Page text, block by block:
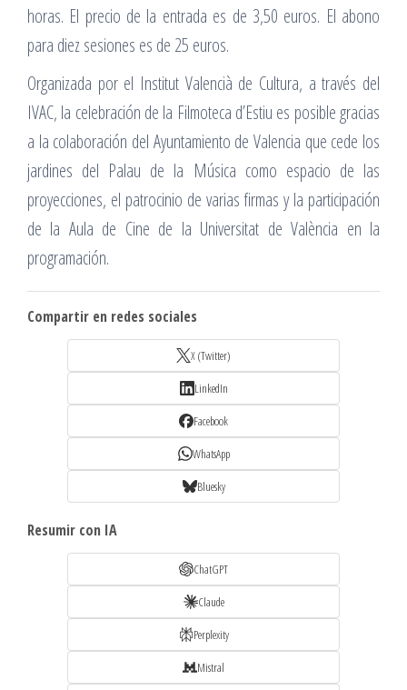
horas. El precio de la entrada es de 3,50 euros. El abono
para diez sesiones es de 25 euros.
Organizada por el Institut Valencià de Cultura, a través del
IVAC, la celebración de la Filmoteca d’Estiu es posible gracias
a la colaboración del Ayuntamiento de Valencia que cede los
jardines del Palau de la Música como espacio de las
proyecciones, el patrocinio de varias firmas y la participación
de la Aula de Cine de la Universitat de València en la
programación.
Compartir en redes sociales
X (Twitter)
LinkedIn
Facebook
WhatsApp
Bluesky
Resumir con IA
ChatGPT
Claude
Perplexity
Mistral